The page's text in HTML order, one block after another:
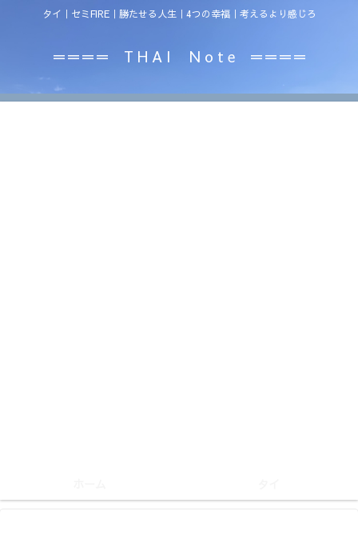
タイ｜セミFIRE｜勝たせる人生｜4つの幸福｜考えるより感じろ
＝＝＝＝ T H A I N o t e ＝＝＝＝